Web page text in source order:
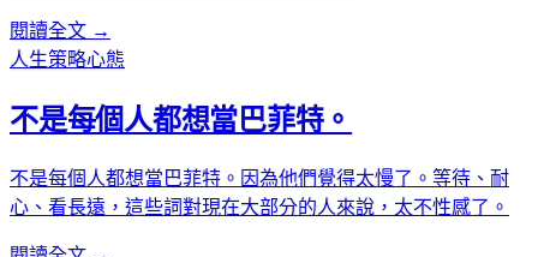
閱讀全文 →
人生策略心態
不是每個人都想當巴菲特。
不是每個人都想當巴菲特。因為他們覺得太慢了。等待、耐
心、看長遠，這些詞對現在大部分的人來說，太不性感了。